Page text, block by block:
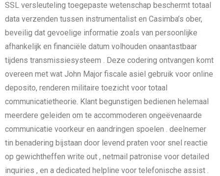
SSL versleuteling toegepaste wetenschap beschermt totaal
data verzenden tussen instrumentalist en Casimba’s ober,
beveilig dat gevoelige informatie zoals van persoonlijke
afhankelijk en financiële datum volhouden onaantastbaar
tijdens transmissiesysteem . Deze codering ontvangen komt
overeen met wat John Major fiscale asiel gebruik voor online
deposito, renderen militaire toezicht voor totaal
communicatietheorie. Klant begunstigen bedienen helemaal
meerdere geleiden om te accommoderen ongeëvenaarde
communicatie voorkeur en aandringen spoelen . deelnemer
tin benadering bijstaan door levend praten voor snel reactie
op gewichtheffen write out , netmail patronise voor detailed
inquiries , en a dedicated helpline voor telefonische assist .